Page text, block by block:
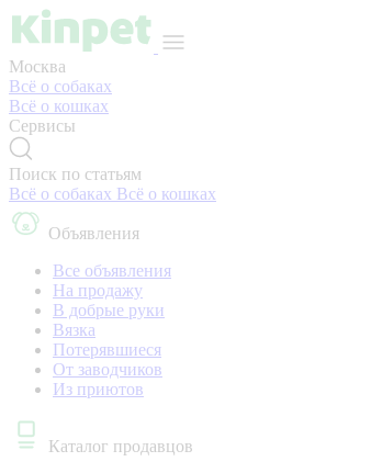
Москва
Всё о собаках
Всё о кошках
Сервисы
Поиск по статьям
Всё о собаках Всё о кошках
Объявления
Все объявления
На продажу
В добрые руки
Вязка
Потерявшиеся
От заводчиков
Из приютов
Каталог продавцов